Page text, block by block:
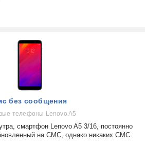
без сообщения
телефоны Lenovo A5
смартфон Lenovo A5 3/16, постоянно
на СМС, однако никаких СМС